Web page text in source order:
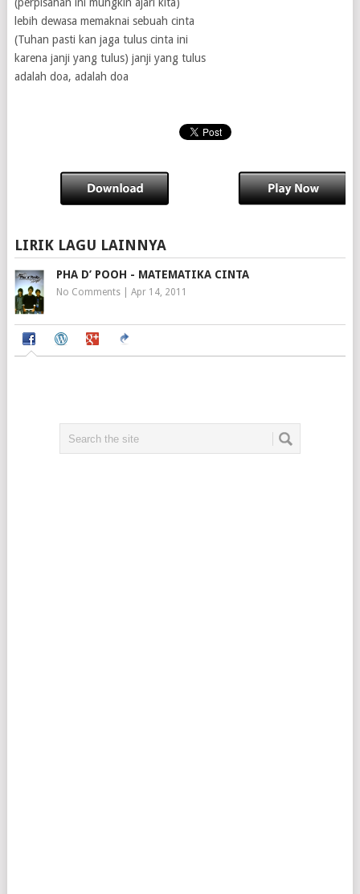
lebih dewasa memaknai sebuah cinta
(Tuhan pasti kan jaga tulus cinta ini
karena janji yang tulus) janji yang tulus
adalah doa, adalah doa
LIRIK LAGU LAINNYA
PHA D’ POOH - MATEMATIKA CINTA
No Comments| Apr 14, 2011